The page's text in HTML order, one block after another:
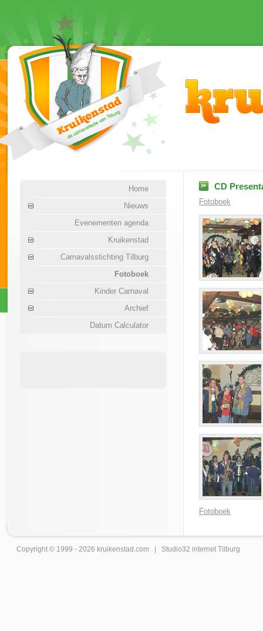
Home
Nieuws
Evenementen agenda
Kruikenstad
Carnavalsstichting Tilburg
Fotoboek
Kinder Carnaval
Archief
Datum Calculator
CD
Fotoboek
Fotoboek
Copyright © 1999 - 2026 kruikenstad .com | Studio32 internet Tilburg